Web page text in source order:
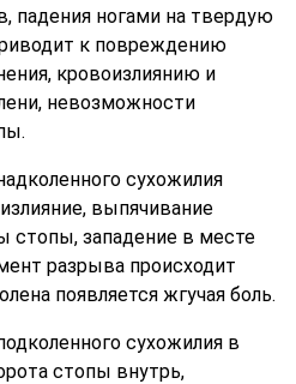
падения ногами на твердую
к повреждению
кровоизлиянию и
невозможности
сухожилия
выпячивание
стопы, западение в месте
разрыва происходит
появляется жгучая боль.
сухожилия в
стопы внутрь,